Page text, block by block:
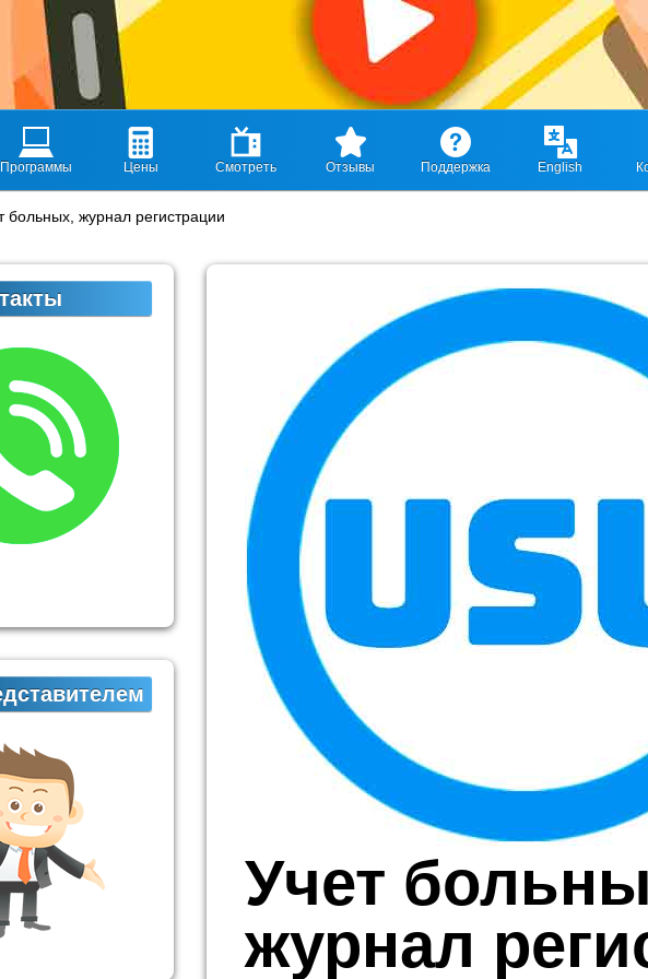
Программы Цены Смотреть Отзывы Поддержка English
больных, журнал регистрации
Учет
журнал